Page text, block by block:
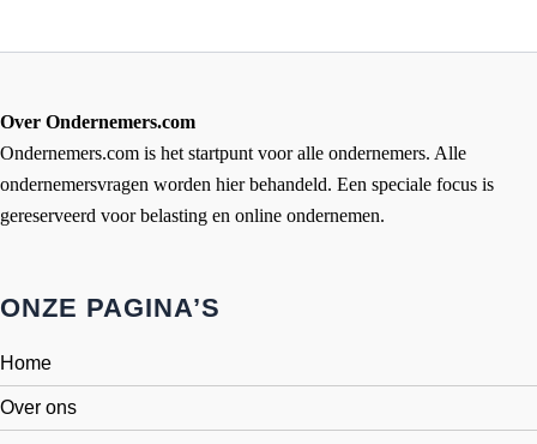
Over Ondernemers.com
Ondernemers.com is het startpunt voor alle ondernemers. Alle
ondernemersvragen worden hier behandeld. Een speciale focus is
gereserveerd voor belasting en online ondernemen.
ONZE PAGINA’S
Home
Over ons